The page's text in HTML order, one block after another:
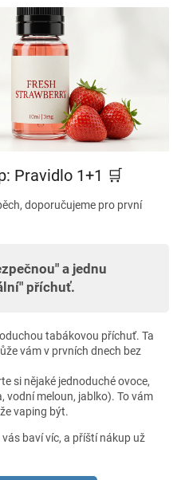
Pravidlo 1+1 🛒
doporučujeme pro první
a jednu
příchuť.
tabákovou příchuť. Ta
vám v prvních dnech bez
si nějaké jednoduché ovoce,
vodní meloun, jablko). To vám
vaping být.
baví víc, a příští nákup už